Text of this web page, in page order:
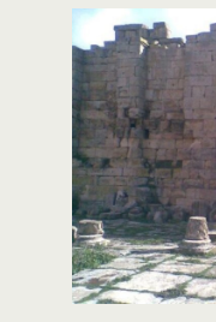
c
e
b
o
o
k
k
e
dI
n